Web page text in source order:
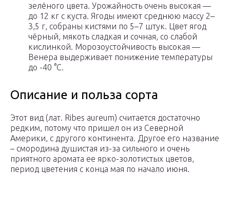
зелёного цвета. Урожайность очень высокая —
до 12 кг с куста. Ягоды имеют среднюю массу 2–
3,5 г, собраны кистями по 5–7 штук. Цвет ягод
чёрный, мякоть сладкая и сочная, со слабой
кислинкой. Морозоустойчивость высокая —
Венера выдерживает понижение температуры
до -40 °C.
Описание и польза сорта
Этот вид (лат. Ribes aureum) считается достаточно
редким, потому что пришел он из Северной
Америки, с другого континента. Другое его название
– смородина душистая из-за сильного и очень
приятного аромата ее ярко-золотистых цветов,
период цветения с конца мая по начало июня.